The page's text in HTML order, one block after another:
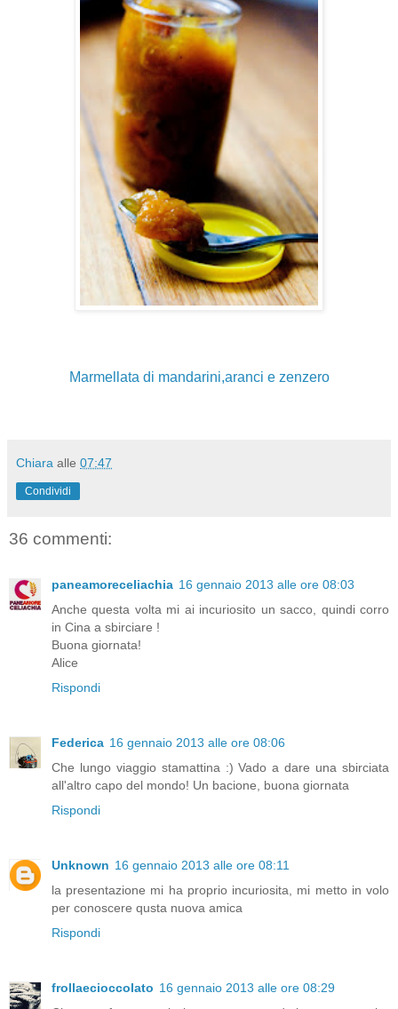
Marmellata di mandarini,aranci e zenzero
Chiara alle 07:47
Condividi
36 commenti:
paneamoreceliachia 16 gennaio 2013 alle ore 08:03
Anche questa volta mi ai incuriosito un sacco, quindi corro
in Cina a sbirciare !
Buona giornata!
Alice
Rispondi
Federica 16 gennaio 2013 alle ore 08:06
Che lungo viaggio stamattina :) Vado a dare una sbirciata
all'altro capo del mondo! Un bacione, buona giornata
Rispondi
Unknown 16 gennaio 2013 alle ore 08:11
la presentazione mi ha proprio incuriosita, mi metto in volo
per conoscere qusta nuova amica
Rispondi
frollaecioccolato 16 gennaio 2013 alle ore 08:29